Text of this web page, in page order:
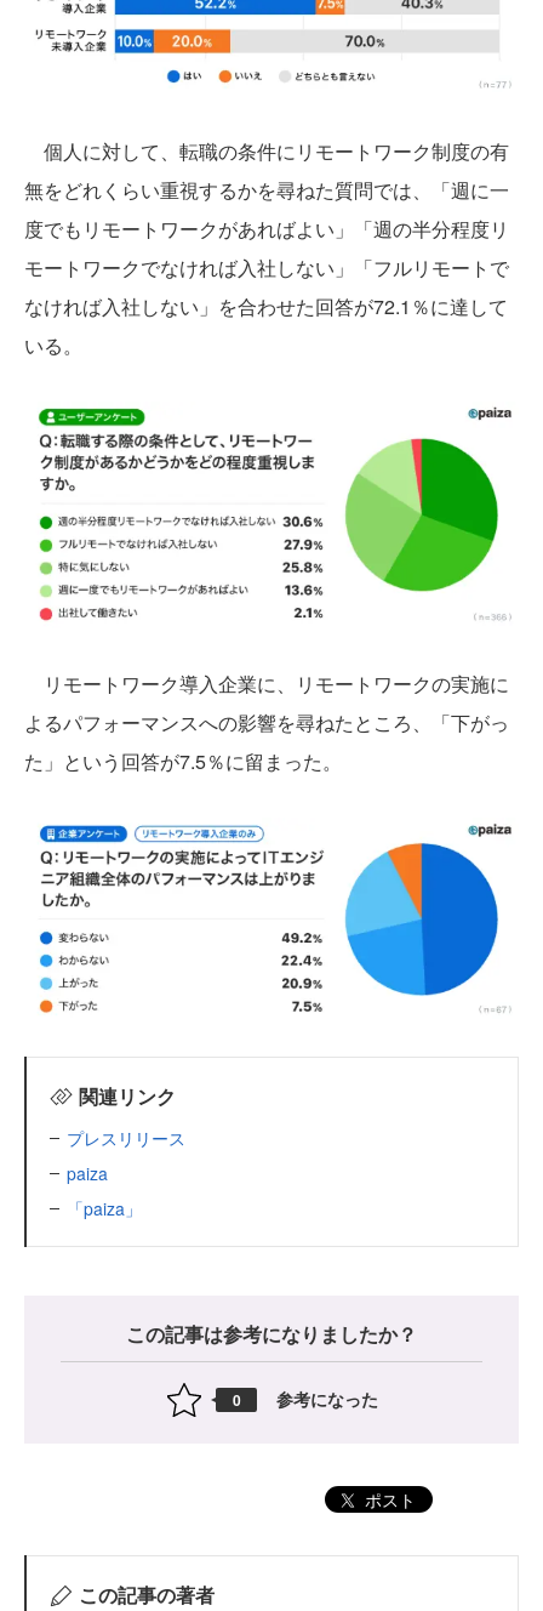
個人に対して、転職の条件にリモートワーク制度の有
無をどれくらい重視するかを尋ねた質問では、「週に一
度でもリモートワークがあればよい」「週の半分程度リ
モートワークでなければ入社しない」「フルリモートで
なければ入社しない」を合わせた回答が72.1％に達して
いる。
リモートワーク導入企業に、リモートワークの実施に
よるパフォーマンスへの影響を尋ねたところ、「下がっ
た」という回答が7.5％に留まった。
関連リンク
プレスリリース
paiza
「paiza」
この記事は参考になりましたか？
0 参考になった
ポスト
この記事の著者